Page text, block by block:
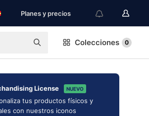
Planes y precios
Colecciones 0
License NUEVO
tus productos físicos y
con nuestros iconos